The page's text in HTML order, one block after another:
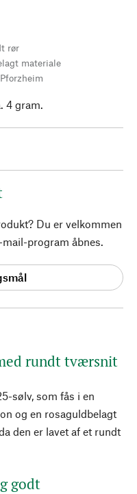
rundt tværsnit
sølv, som fås i en
og en rosaguldbelagt
den er lavet af et rundt
godt
rør
materiale
4 gram.
Du er velkommen
program åbnes.